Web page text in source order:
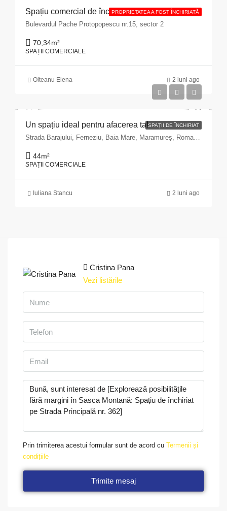
PROPRIETATEA A FOST ÎNCHIRIATĂ
Spațiu comercial de închiriat cu suprafața de 70,34 mp situat în Municipiul București, Bulevardul Pache Protopopescu, nr. 15, sector 2
Bulevardul Pache Protopopescu nr.15, sector 2
70,34m²
SPAȚII COMERCIALE
Olteanu Elena 2 luni ago
SPAȚII DE ÎNCHIRIAT
Un spațiu ideal pentru afacerea ta!
Strada Barajului, Ferneziu, Baia Mare, Maramureș, Romania
44m²
SPAȚII COMERCIALE
Iuliana Stancu 2 luni ago
Cristina Pana
Vezi listările
Prin trimiterea acestui formular sunt de acord cu Termenii și
condițiile
Trimite mesaj